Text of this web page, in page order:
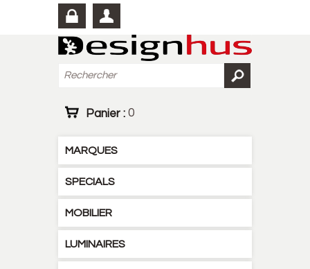
Panier : 0
MARQUES
SPECIALS
MOBILIER
LUMINAIRES